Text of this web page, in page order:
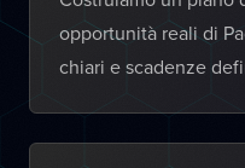
opportunità reali di
chiari e scadenze